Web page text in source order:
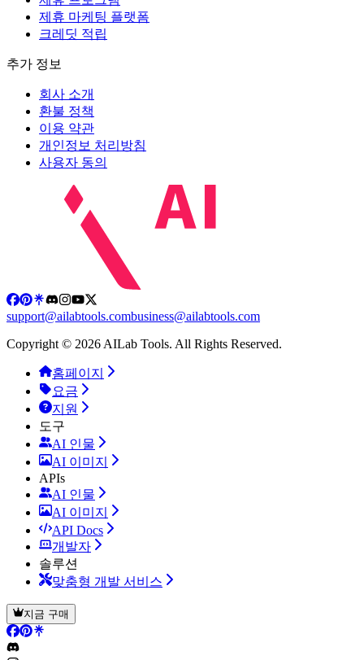
제휴 마케팅 플랫폼
크레딧 적립
추가 정보
회사 소개
환불 정책
이용 약관
개인정보 처리방침
사용자 동의
support@ailabtools.combusiness@ailabtools.com
Copyright © 2026 AILab Tools. All Rights Reserved.
홈페이지
요금
지원
도구
AI 인물
AI 이미지
APIs
AI 인물
AI 이미지
API Docs
개발자
솔루션
맞춤형 개발 서비스
지금 구매